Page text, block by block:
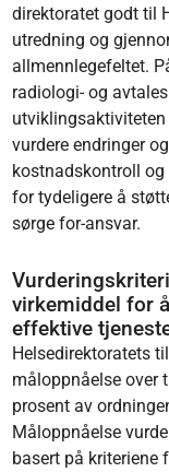
direktoratet godt til
utredning og
allmennlegefeltet.
radiologi- og
vurdere endringer
kostnadskontroll
for tydeligere å
sørge for-ansvar.
virkemiddel for
effektive
Helsedirektoratets
måloppnåelse over
prosent av
Måloppnåelse
basert på kriteriene